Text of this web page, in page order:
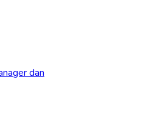
dan